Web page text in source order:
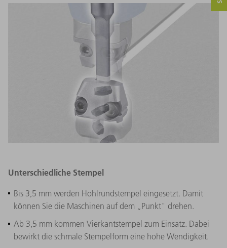
Unterschiedliche Stempel
Bis 3,5 mm werden Hohlrundstempel eingesetzt. Damit
können Sie die Maschinen auf dem „Punkt" drehen.
Ab 3,5 mm kommen Vierkantstempel zum Einsatz. Dabei
bewirkt die schmale Stempelform eine hohe Wendigkeit.